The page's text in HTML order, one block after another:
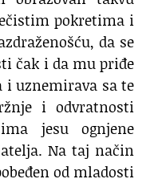
pokretima i
da se
čak i da mu priđe
i uznemirava sa te
i odvratnosti
jesu ognjene
Na taj način
od mladosti